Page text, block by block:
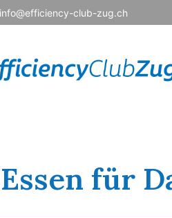
info@efficiency-club-zug.ch
für